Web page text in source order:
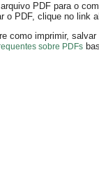
PDF para o
o PDF, clique no link
como imprimir,
sobre PDFs